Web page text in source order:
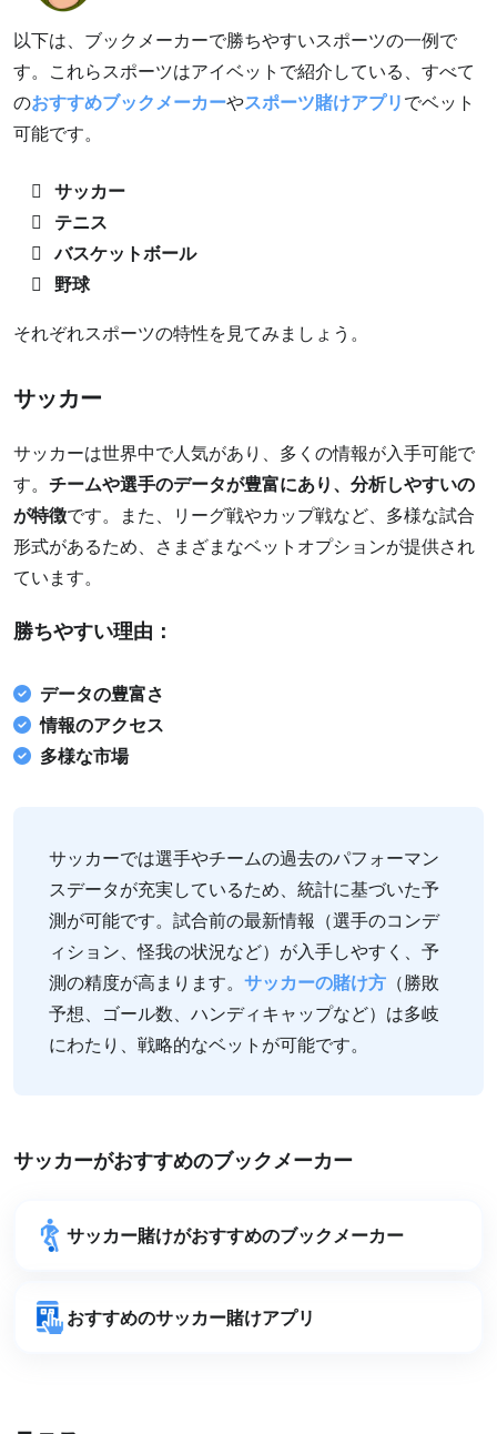
以下は、ブックメーカーで勝ちやすいスポーツの一例で
す。これらスポーツはアイベットで紹介している、すべて
のおすすめブックメーカーやスポーツ賭けアプリでベット
可能です。
サッカー
テニス
バスケットボール
野球
それぞれスポーツの特性を見てみましょう。
サッカー
サッカーは世界中で人気があり、多くの情報が入手可能で
す。 チームや選手のデータが豊富にあり、分析しやすいの
が特徴です。また、リーグ戦やカップ戦など、多様な試合
形式があるため、さまざまなベットオプションが提供され
ています。
勝ちやすい理由：
データの豊富さ
情報のアクセス
多様な市場
サッカーでは選手やチームの過去のパフォーマン
スデータが充実しているため、統計に基づいた予
測が可能です。試合前の最新情報（選手のコンデ
ィション、怪我の状況など）が入手しやすく、予
測の精度が高まります。 サッカーの賭け方 （勝敗
予想、ゴール数、ハンディキャップなど）は多岐
にわたり、戦略的なベットが可能です。
サッカーがおすすめのブックメーカー
サッカー賭けがおすすめのブックメーカー
おすすめのサッカー賭けアプリ